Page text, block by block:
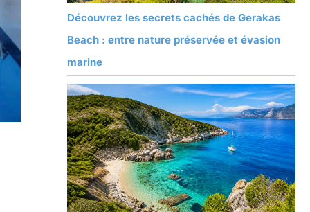
Découvrez les secrets cachés de Gerakas
Beach : entre nature préservée et évasion
marine